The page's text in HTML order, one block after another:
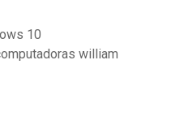
10
william